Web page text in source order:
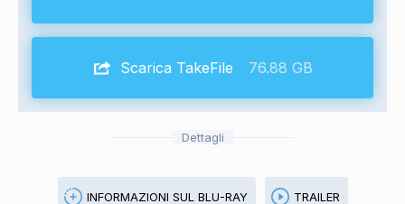
Scarica TakeFile 76.88 GB
Dettagli
INFORMAZIONI SUL BLU-RAY TRAILER